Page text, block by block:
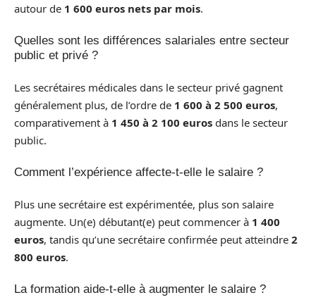
autour de 1 600 euros nets par mois.
Quelles sont les différences salariales entre secteur
public et privé ?
Les secrétaires médicales dans le secteur privé gagnent
généralement plus, de l’ordre de 1 600 à 2 500 euros,
comparativement à 1 450 à 2 100 euros dans le secteur
public.
Comment l’expérience affecte-t-elle le salaire ?
Plus une secrétaire est expérimentée, plus son salaire
augmente. Un(e) débutant(e) peut commencer à 1 400
euros, tandis qu’une secrétaire confirmée peut atteindre 2
800 euros.
La formation aide-t-elle à augmenter le salaire ?